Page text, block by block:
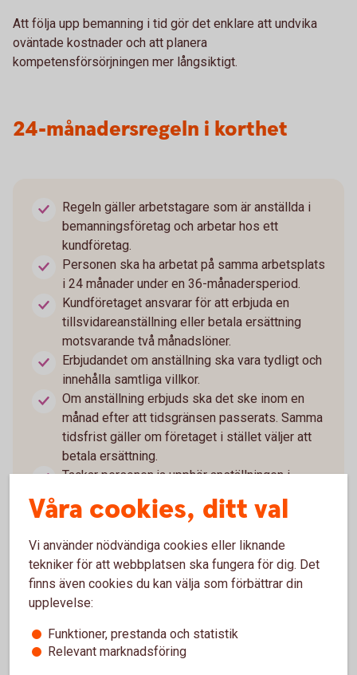
Att följa upp bemanning i tid gör det enklare att undvika
oväntade kostnader och att planera
kompetensförsörjningen mer långsiktigt.
24-månadersregeln i korthet
Regeln gäller arbetstagare som är anställda i
bemanningsföretag och arbetar hos ett
kundföretag.
Personen ska ha arbetat på samma arbetsplats
i 24 månader under en 36-månadersperiod.
Kundföretaget ansvarar för att erbjuda en
tillsvidareanställning eller betala ersättning
motsvarande två månadslöner.
Erbjudandet om anställning ska vara tydligt och
innehålla samtliga villkor.
Om anställning erbjuds ska det ske inom en
månad efter att tidsgränsen passerats. Samma
tidsfrist gäller om företaget i stället väljer att
betala ersättning.
Tackar personen ja upphör anställningen i
börjar.
bemanningsföretaget som tidigare.
Egenföretagare och konsulter som arbetar som
specialister omfattas inte av regeln.
Våra cookies, ditt val
Vi använder nödvändiga cookies eller liknande
tekniker för att webbplatsen ska fungera för dig. Det
finns även cookies du kan välja som förbättrar din
upplevelse:
Funktioner, prestanda och statistik
Relevant marknadsföring